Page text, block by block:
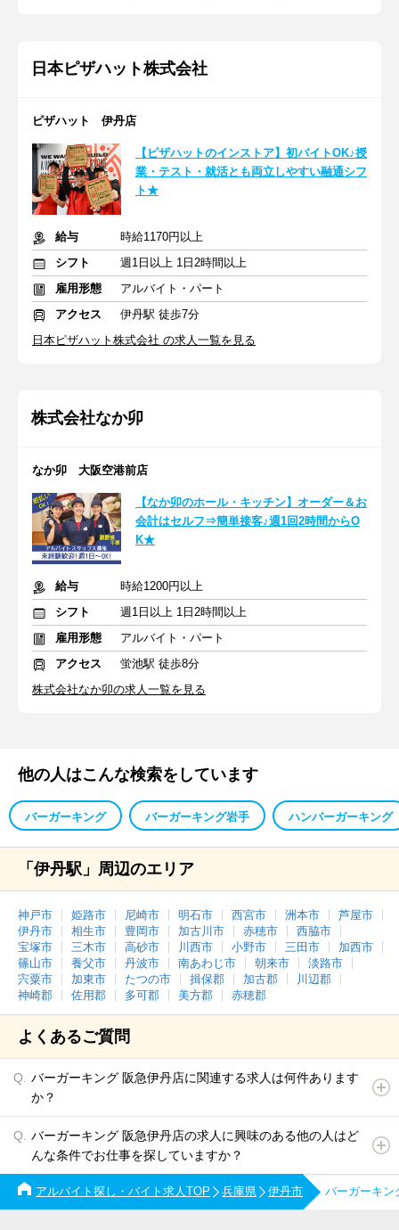
日本ピザハット株式会社
ピザハット 伊丹店
【ピザハットのインストア】初バイトOK♪授
業・テスト・就活とも両立しやすい融通シフ
ト★
給与
時給1170円以上
シフト
週1日以上 1日2時間以上
雇用形態
アルバイト・パート
アクセス
伊丹駅 徒歩7分
日本ピザハット株式会社 の求人一覧を見る
株式会社なか卯
なか卯 大阪空港前店
【なか卯のホール・キッチン】オーダー＆お
会計はセルフ⇒簡単接客♪週1回2時間からO
K★
給与
時給1200円以上
シフト
週1日以上 1日2時間以上
雇用形態
アルバイト・パート
アクセス
蛍池駅 徒歩8分
株式会社なか卯の求人一覧を見る
他の人はこんな検索をしています
バーガーキング バーガーキング岩手 ハンバーガーキング
「伊丹駅」周辺のエリア
神戸市 姫路市 尼崎市 明石市 西宮市 洲本市
芦屋市
伊丹市
相生市 豊岡市 加古川市 赤穂市
西脇市
宝塚市
三木市 高砂市 川西市 小野市 三田市
加西市
篠山市
養父市 丹波市 南あわじ市 朝来市
淡路市
宍粟市
加東市 たつの市 揖保郡 加古郡
川辺郡
神崎郡
佐用郡 多可郡 美方郡 赤穂郡
よくあるご質問
バーガーキング 阪急伊丹店に関連する求人は何件あります
か？
バーガーキング 阪急伊丹店の求人に興味のある他の人はど
んな条件でお仕事を探していますか？
アルバイト探し・バイト求人TOP 兵庫県 伊丹市 バーガーキン